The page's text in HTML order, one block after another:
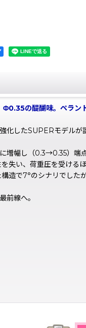
Φ0.35の醍醐味。ペラン
化したSUPERモデル
増幅し（0.3→0.35）端
失い、荷重圧を受け
造で7°のシナリでした
前線へ。